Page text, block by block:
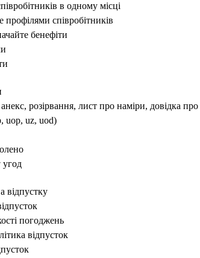
в одному місці
профілями співробітників
бенефіти
розірвання, лист про наміри, довідка
uop, uz, uod)
угод
відпустку
погоджень
відпусток